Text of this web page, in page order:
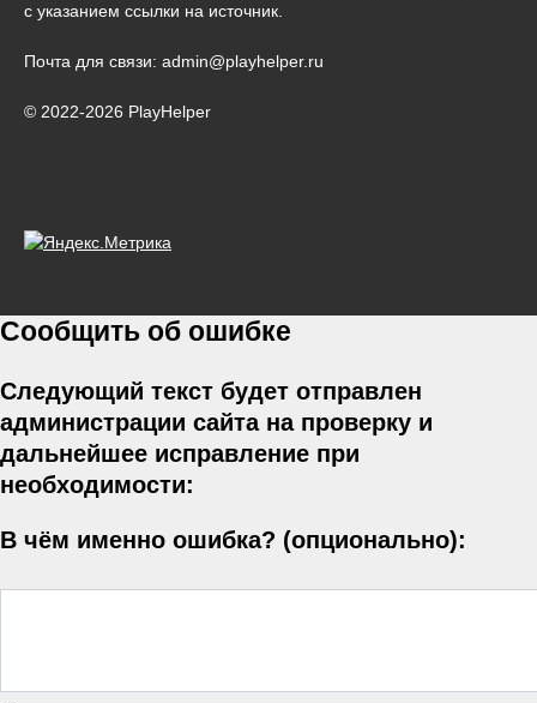
с указанием ссылки на источник.
Почта для связи: admin@playhelper.ru
© 2022-2026 PlayHelper
Сообщить об ошибке
Следующий текст будет отправлен
администрации сайта на проверку и
дальнейшее исправление при
необходимости:
В чём именно ошибка? (опционально):